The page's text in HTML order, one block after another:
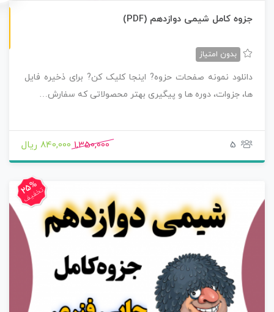
جزوه کامل شیمی دوازدهم (PDF)
بدون امتیاز
دانلود نمونه صفحات حزوه? اینجا کلیک کن? برای ذخیره فایل
ها، جزوات، دوره ها و پیگیری بهتر محصولاتی که سفارش…
5
1,350,000 840,000 ریال
25%
تخفیف